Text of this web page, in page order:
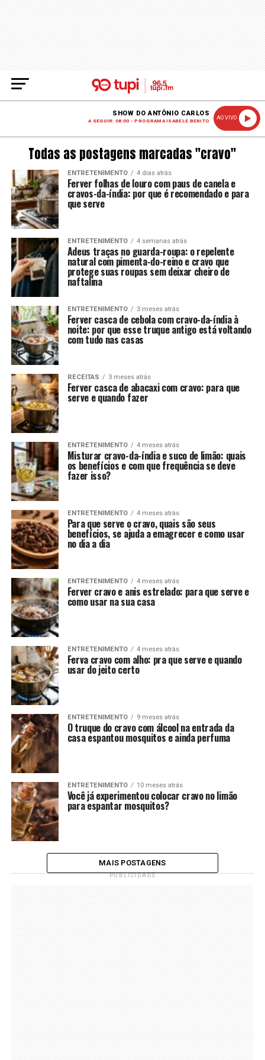
SHOW DO ANTÔNIO CARLOS
A SEGUIR: 08:00 - PROGRAMA ISABELE BENITO
AO VIVO
Todas as postagens marcadas "cravo"
ENTRETENIMENTO 4 dias atrás
Ferver folhas de louro com paus de canela e
cravos-da-índia: por que é recomendado e para
que serve
ENTRETENIMENTO 4 semanas atrás
Adeus traças no guarda-roupa: o repelente
natural com pimenta-do-reino e cravo que
protege suas roupas sem deixar cheiro de
naftalina
ENTRETENIMENTO 3 meses atrás
Ferver casca de cebola com cravo-da-índia à
noite: por que esse truque antigo está voltando
com tudo nas casas
RECEITAS 3 meses atrás
Ferver casca de abacaxi com cravo: para que
serve e quando fazer
ENTRETENIMENTO 4 meses atrás
Misturar cravo-da-índia e suco de limão: quais
os benefícios e com que frequência se deve
fazer isso?
ENTRETENIMENTO 4 meses atrás
Para que serve o cravo, quais são seus
benefícios, se ajuda a emagrecer e como usar
no dia a dia
ENTRETENIMENTO 4 meses atrás
Ferver cravo e anis estrelado: para que serve e
como usar na sua casa
ENTRETENIMENTO 4 meses atrás
Ferva cravo com alho: pra que serve e quando
usar do jeito certo
ENTRETENIMENTO 9 meses atrás
O truque do cravo com álcool na entrada da
casa espantou mosquitos e ainda perfuma
ENTRETENIMENTO 10 meses atrás
Você já experimentou colocar cravo no limão
para espantar mosquitos?
MAIS POSTAGENS
PUBLICIDADE